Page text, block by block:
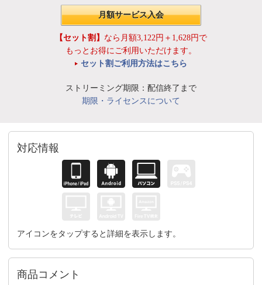
月額サービス入会
【セット割】 なら月額3,122円＋1,628円で
もっとお得にご利用いただけます。
セット割ご利用方法はこちら
ストリーミング期限：配信終了まで
期限・ライセンスについて
対応情報
アイコンをタップすると詳細を表示します。
商品コメント